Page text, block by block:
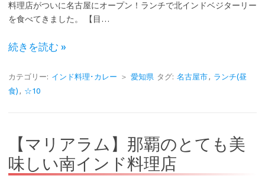
料理店がついに名古屋にオープン！ランチで北インドベジターリー
を食べてきました。 【目…
続きを読む »
カテゴリー: インド料理･カレー ＞ 愛知県 タグ: 名古屋市, ランチ(昼
食) , ☆10
【マリアラム】那覇のとても美
味しい南インド料理店